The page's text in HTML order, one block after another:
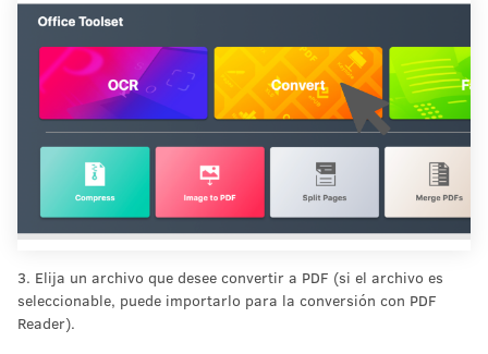
3. Elija un archivo que desee convertir a PDF (si el archivo es
seleccionable, puede importarlo para la conversión con PDF
Reader).